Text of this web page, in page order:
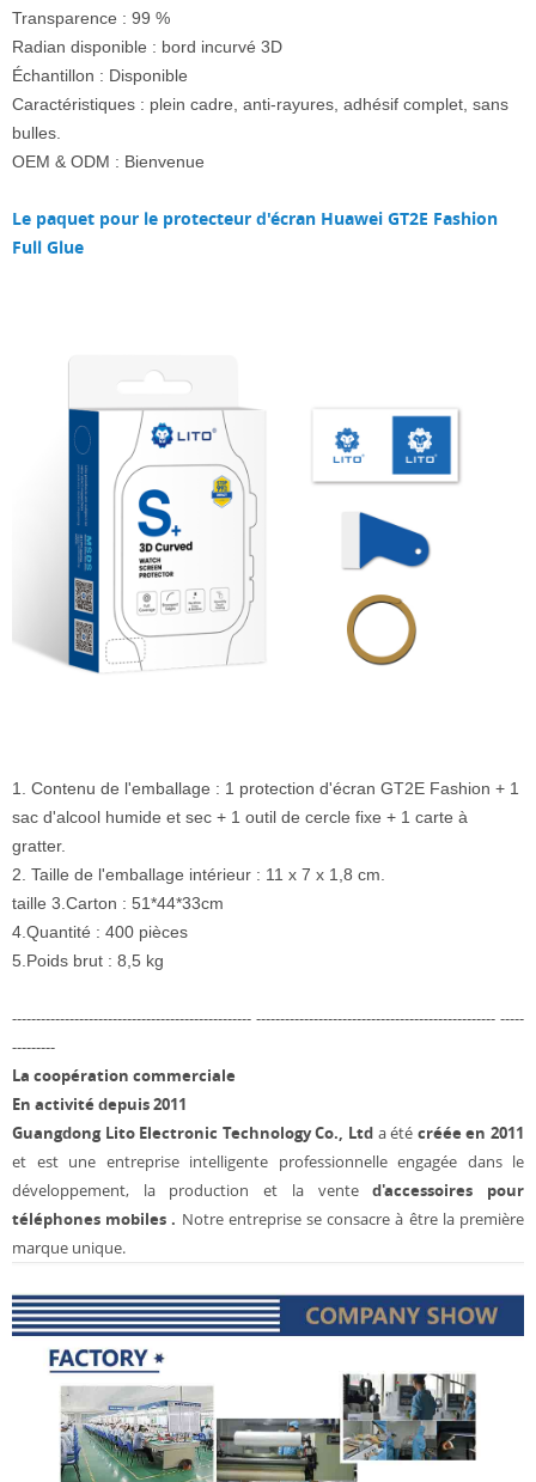
Transparence : 99 %
Radian disponible : bord incurvé 3D
Échantillon : Disponible
Caractéristiques : plein cadre, anti-rayures, adhésif complet, sans
bulles.
OEM & ODM : Bienvenue
Le paquet pour le protecteur d'écran Huawei GT2E Fashion
Full Glue
1. Contenu de l'emballage : 1 protection d'écran GT2E Fashion + 1
sac d'alcool humide et sec + 1 outil de cercle fixe + 1 carte à
gratter.
2. Taille de l'emballage intérieur : 11 x 7 x 1,8 cm.
taille 3.Carton : 51*44*33cm
4.Quantité : 400 pièces
5.Poids brut : 8,5 kg
-------------------------------------------------- -------------------------------------------------- -----
---------
La coopération commerciale
En activité depuis 2011
Guangdong Lito Electronic Technology Co., Ltd a été créée en 2011
et est une entreprise intelligente professionnelle engagée dans le
développement, la production et la vented'accessoires pour
téléphones mobiles . Notre entreprise se consacre à être la première
marque unique.